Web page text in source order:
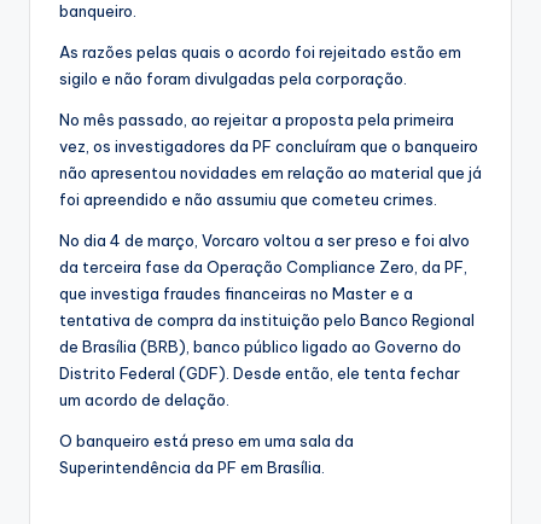
banqueiro.
As razões pelas quais o acordo foi rejeitado estão em
sigilo e não foram divulgadas pela corporação.
No mês passado, ao rejeitar a proposta pela primeira
vez, os investigadores da PF concluíram que o banqueiro
não apresentou novidades em relação ao material que já
foi apreendido e não assumiu que cometeu crimes.
No dia 4 de março, Vorcaro voltou a ser preso e foi alvo
da terceira fase da Operação Compliance Zero, da PF,
que investiga fraudes financeiras no Master e a
tentativa de compra da instituição pelo Banco Regional
de Brasília (BRB), banco público ligado ao Governo do
Distrito Federal (GDF). Desde então, ele tenta fechar
um acordo de delação.
O banqueiro está preso em uma sala da
Superintendência da PF em Brasília.